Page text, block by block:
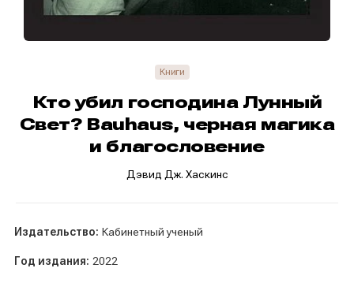
Книги
Кто убил господина Лунный
Свет? Bauhaus, черная магика
и благословение
Дэвид Дж. Хаскинс
Издательство: Кабинетный ученый
Год издания: 2022